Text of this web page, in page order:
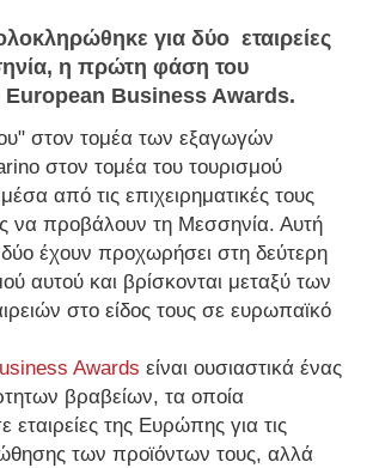
για δύο εταιρείες
η πρώτη φάση του
European Business Awards.
στον τομέα των εξαγωγών
στον τομέα του τουρισμού
από τις επιχειρηματικές τους
να προβάλουν τη Μεσσηνία. Αυτή
έχουν προχωρήσει στη δεύτερη
αυτού και βρίσκονται μεταξύ των
στο είδος τους σε ευρωπαϊκό
Awards είναι ουσιαστικά ένας
βραβείων, τα οποία
εταιρείες της Ευρώπης για τις
των προϊόντων τους, αλλά